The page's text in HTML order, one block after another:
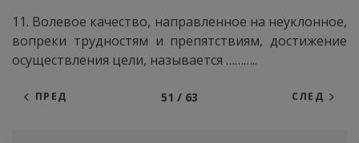
11. Волевое качество, направленное на неуклонное,
вопреки трудностям и препятствиям, достижение
осуществления цели, называется ………..
ПРЕД 51 / 63 СЛЕД